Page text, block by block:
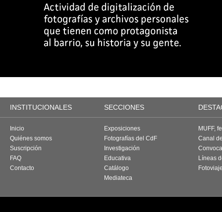
INSTITUCIONALES SECCIONES
Inicio
Quiénes somos
Suscripción
FAQ
Contacto
Exposiciones
Fotografías del CdF
Investigación
Educativa
Catálogo
Mediateca
MUFF,
Canal
Líneas